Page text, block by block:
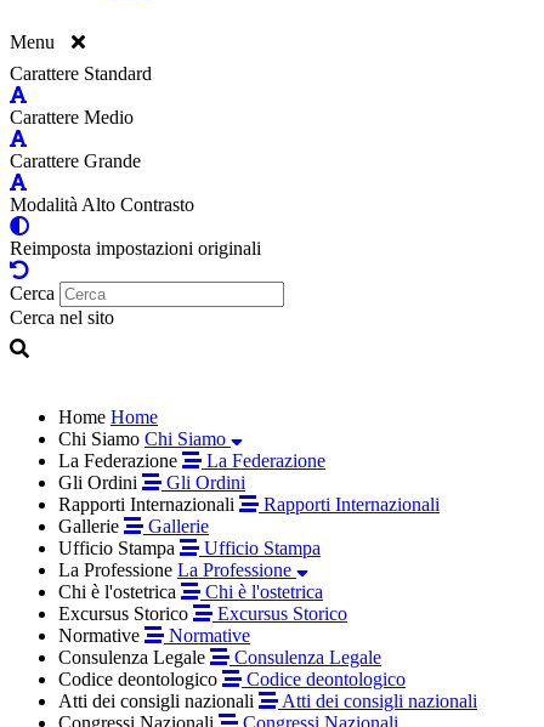
Menu
Carattere Standard
Carattere Medio
Carattere Grande
Modalità Alto Contrasto
Reimposta impostazioni originali
Cerca
Cerca nel sito
Home Home
Chi Siamo Chi Siamo
La Federazione
La Federazione
Gli Ordini
Gli Ordini
Rapporti Internazionali
Rapporti Internazionali
Gallerie
Gallerie
Ufficio Stampa
Ufficio Stampa
La Professione La Professione
Chi è l'ostetrica
Chi è l'ostetrica
Excursus Storico
Excursus Storico
Normative
Normative
Consulenza Legale
Consulenza Legale
Codice deontologico
Codice deontologico
Atti dei consigli nazionali
Atti dei consigli nazionali
Congressi Nazionali
Congressi Nazionali